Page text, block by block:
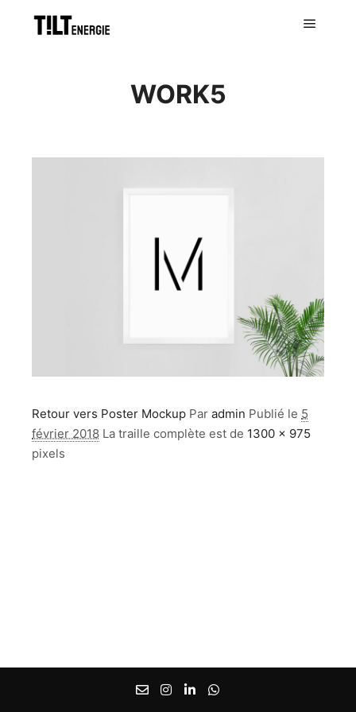
WORK5
Retour vers Poster Mockup Par admin Publié le 5
février 2018 La traille complète est de 1300 × 975
pixels